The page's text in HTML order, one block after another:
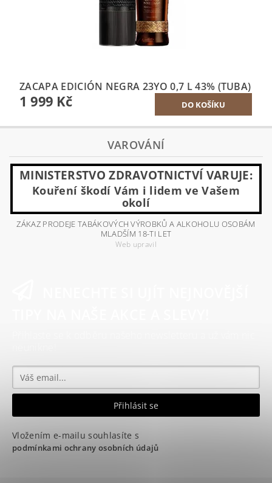
ZACAPA EDICIÓN NEGRA 23YO 0,7 L 43% (TUBA)
1 999 Kč
VAROVÁNÍ
MINISTERSTVO ZDRAVOTNICTVÍ VARUJE:
Kouření škodí Vám i lidem ve Vašem
okolí
ZÁKAZ PRODEJE TABÁKOVÝCH VÝROBKŮ A ALKOHOLU OSOBÁM
MLADŠÍM 18-TI LET
Web upravil
Vložením e-mailu souhlasíte s
podmínkami ochrany osobních údajů